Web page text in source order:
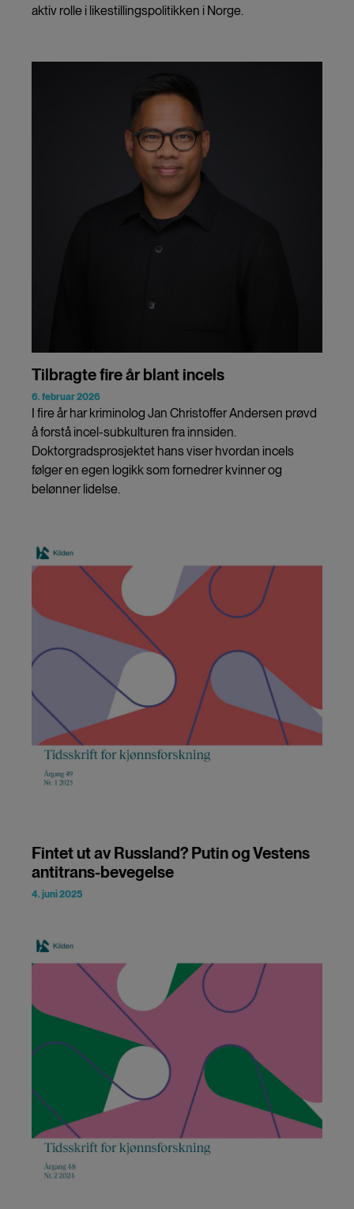
aktiv rolle i likestillingspolitikken i Norge.
Tilbragte fire år blant incels
6. februar 2026
I fire år har kriminolog Jan Christoffer Andersen prøvd
å forstå incel-subkulturen fra innsiden.
Doktorgradsprosjektet hans viser hvordan incels
følger en egen logikk som fornedrer kvinner og
belønner lidelse.
Fintet ut av Russland? Putin og Vestens
antitrans-bevegelse
4. juni 2025